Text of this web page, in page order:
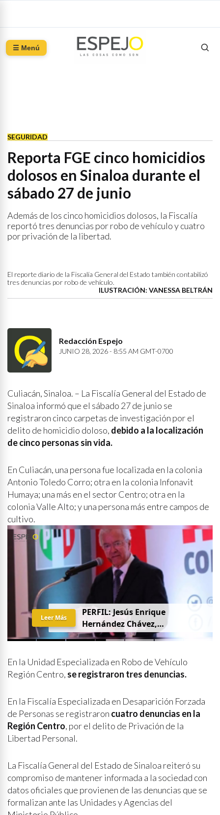
☰ Menú
SEGURIDAD
Reporta FGE cinco homicidios
dolosos en Sinaloa durante el
sábado 27 de junio
Además de los cinco homicidios dolosos, la Fiscalía
reportó tres denuncias por robo de vehículo y cuatro
por privación de la libertad.
El reporte diario de la Fiscalía General del Estado también contabilizó
tres denuncias por robo de vehículo.
ILUSTRACIÓN: VANESSA BELTRÁN
Redacción Espejo
JUNIO 28, 2026 - 8:55 AM GMT-0700
Culiacán, Sinaloa. – La Fiscalía General del Estado de
Sinaloa informó que el sábado 27 de junio se
registraron cinco carpetas de investigación por el
delito de homicidio doloso, debido a la localización
de cinco personas sin vida.
En Culiacán, una persona fue localizada en la colonia
Antonio Toledo Corro; otra en la colonia Infonavit
Humaya; una más en el sector Centro; otra en la
colonia Valle Alto; y una persona más entre campos de
cultivo.
PERFIL: Jesús Enrique
Hernández Chávez,
“Chuquiqui”
Leer Más
En la Unidad Especializada en Robo de Vehículo
Región Centro, se registraron tres denuncias.
En la Fiscalía Especializada en Desaparición Forzada
de Personas se registraron cuatro denuncias en la
Región Centro, por el delito de Privación de la
Libertad Personal.
La Fiscalía General del Estado de Sinaloa reiteró su
compromiso de mantener informada a la sociedad con
datos oficiales que provienen de las denuncias que se
formalizan ante las Unidades y Agencias del